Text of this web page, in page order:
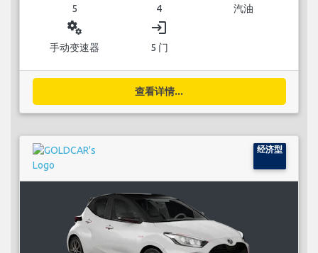
5 4 汽油
miscellaneous_services
手动变速器
login
5 门
查看详情...
经济型